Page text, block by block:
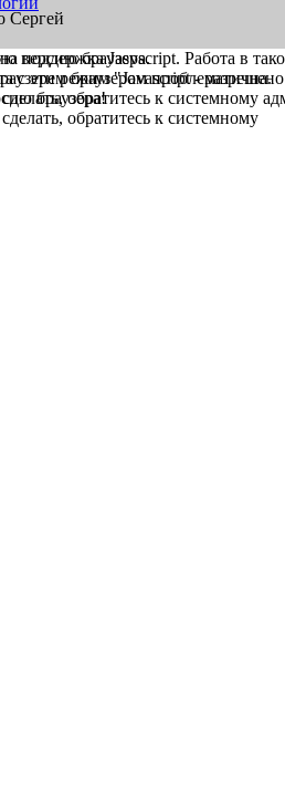
Сергей
поддержка Jasvscript. Работа в
режим "Javascript -
обратитесь к системному
версию браузера.
с этим браузером проблематична.
браузера!
обратитесь к системному